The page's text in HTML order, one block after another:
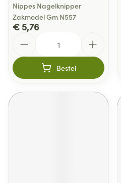
Nippes Nagelknipper
Zakmodel Gm N557
€ 5,76
Bestel